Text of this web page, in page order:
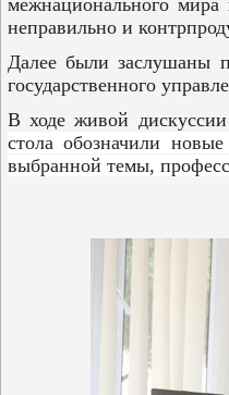
межнационального
неправильно и
Далее были заслушаны
государственного
В ходе живой
стола обозначили
выбранной темы,